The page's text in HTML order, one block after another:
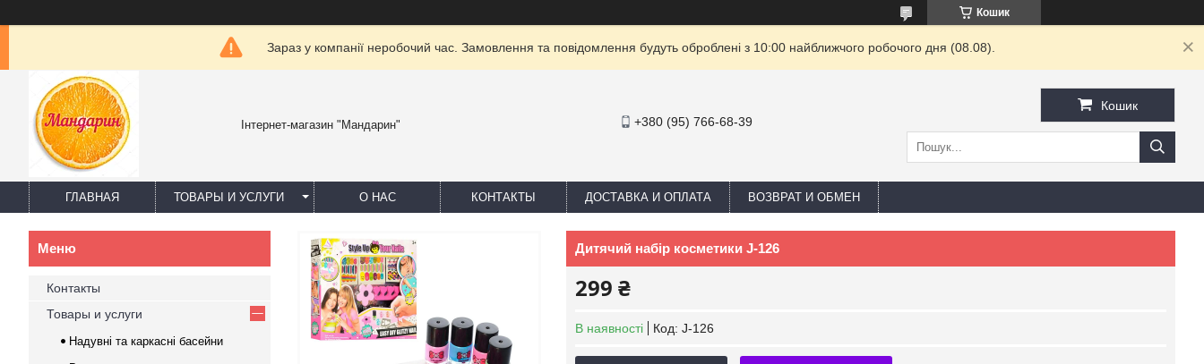
Кошик
Зараз у компанії неробочий час. Замовлення та повідомлення будуть оброблені з 10:00 найближчого робочого дня (08.08).
Інтернет-магазин "Мандарин" +380 (95) 766-68-39
Кошик
ГЛАВНАЯ ТОВАРЫ И УСЛУГИ О НАС КОНТАКТЫ ДОСТАВКА И ОПЛАТА ВОЗВРАТ И ОБМЕН
Дитячий набір косметики J-126
299 ₴
В наявності Код: J-126
Контакты
Товары и услуги
Надувні та каркасні басейни